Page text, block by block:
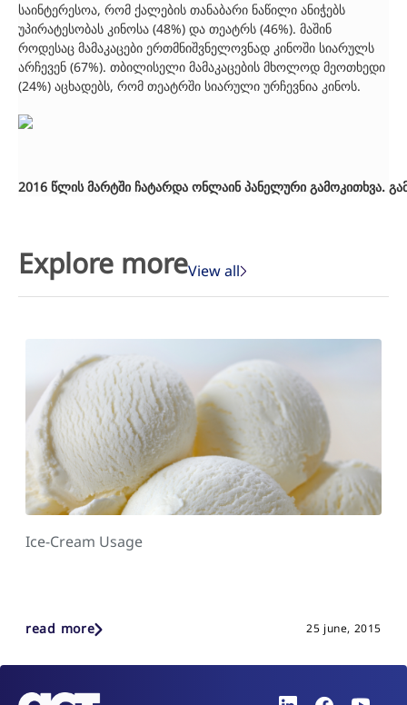
საინტერესოა, რომ ქალების თანაბარი ნაწილი ანიჭებს
უპირატესობას კინოსა (48%) და თეატრს (46%). მაშინ
როდესაც მამაკაცები ერთმნიშვნელოვნად კინოში სიარულს
არჩევენ (67%). თბილისელი მამაკაცების მხოლოდ მეოთხედი
(24%) აცხადებს, რომ თეატრში სიარული ურჩევნია კინოს.
2016 წლის მარტში ჩატარდა ონლაინ პანელური გამოკითხვა.
Explore moreView all
Ice-Cream Usage
read more 25 june, 2015